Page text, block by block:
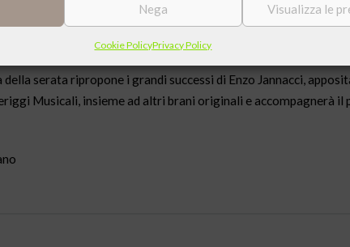
Nega Visualizza le
Cookie PolicyPrivacy Policy
e da Maurizio Salerno, direttore Artistico
Capodanno nel segno della musica, dell’energia e del
serata ripropone i grandi successi di Enzo Jannacci,
Musicali, insieme ad altri brani originali e accompagnerà il